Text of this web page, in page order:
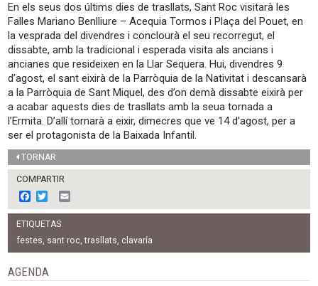
En els seus dos últims dies de trasllats, Sant Roc visitarà les
Falles Mariano Benlliure – Acequia Tormos i Plaça del Pouet, en
la vesprada del divendres i conclourà el seu recorregut, el
dissabte, amb la tradicional i esperada visita als ancians i
ancianes que resideixen en la Llar Sequera. Hui, divendres 9
d’agost, el sant eixirà de la Parròquia de la Nativitat i descansarà
a la Parròquia de Sant Miquel, des d’on demà dissabte eixirà per
a acabar aquests dies de trasllats amb la seua tornada a
l’Ermita. D’allí tornarà a eixir, dimecres que ve 14 d’agost, per a
ser el protagonista de la Baixada Infantil.
TORNAR
COMPARTIR
F
a
c
e
b
o
o
k
w
i
t
t
e
m
l
ETIQUETAS
festes, sant roc,trasllats, clavaría
AGENDA